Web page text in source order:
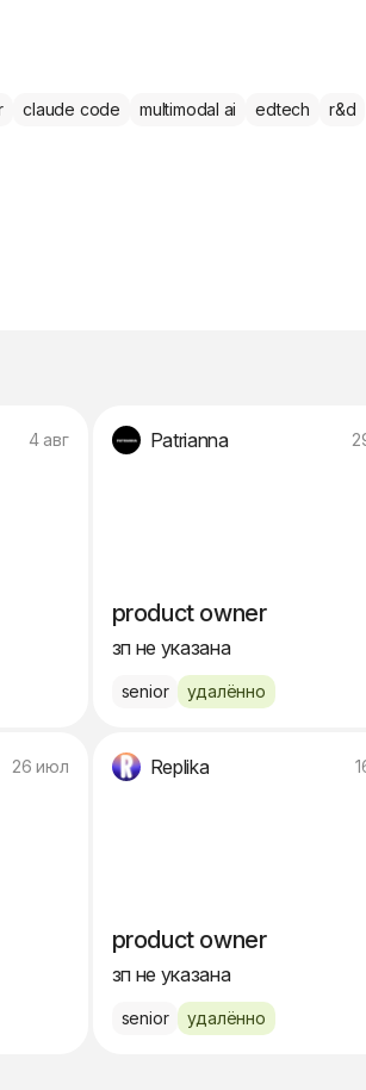
claude code multimodal ai edtech r&d
4 авг Patrianna
product owner
зп не указана
senior удалённо
26 июл Replika
product owner
зп не указана
senior удалённо